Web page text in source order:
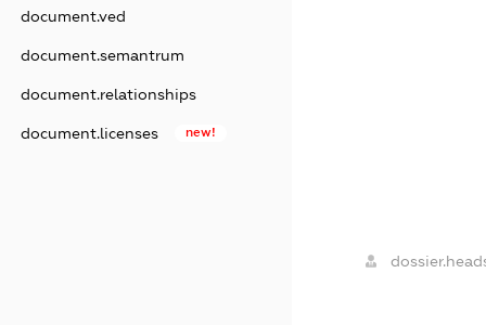
document.ved
document.semantrum
document.relationships
document.licenses new!